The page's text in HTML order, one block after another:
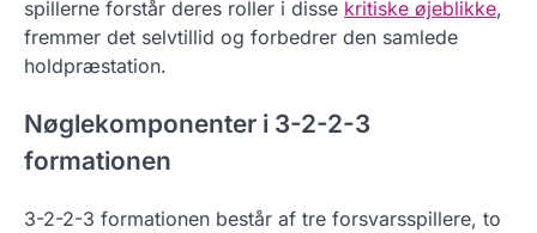
spillerne forstår deres roller i disse kritiske øjeblikke,
fremmer det selvtillid og forbedrer den samlede
holdpræstation.
Nøglekomponenter i 3-2-2-3
formationen
3-2-2-3 formationen består af tre forsvarsspillere, to